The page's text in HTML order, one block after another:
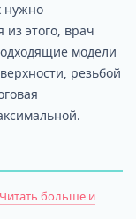
нужно
из этого, врач
модели
резьбой
Читать больше и